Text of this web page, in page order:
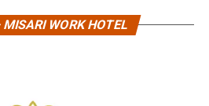
WORK HOTEL